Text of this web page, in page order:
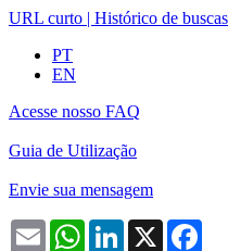
URL curto | Histórico de buscas
PT
EN
Acesse nosso FAQ
Guia de Utilização
Envie sua mensagem
Email WhatsAppLinkedIn
X